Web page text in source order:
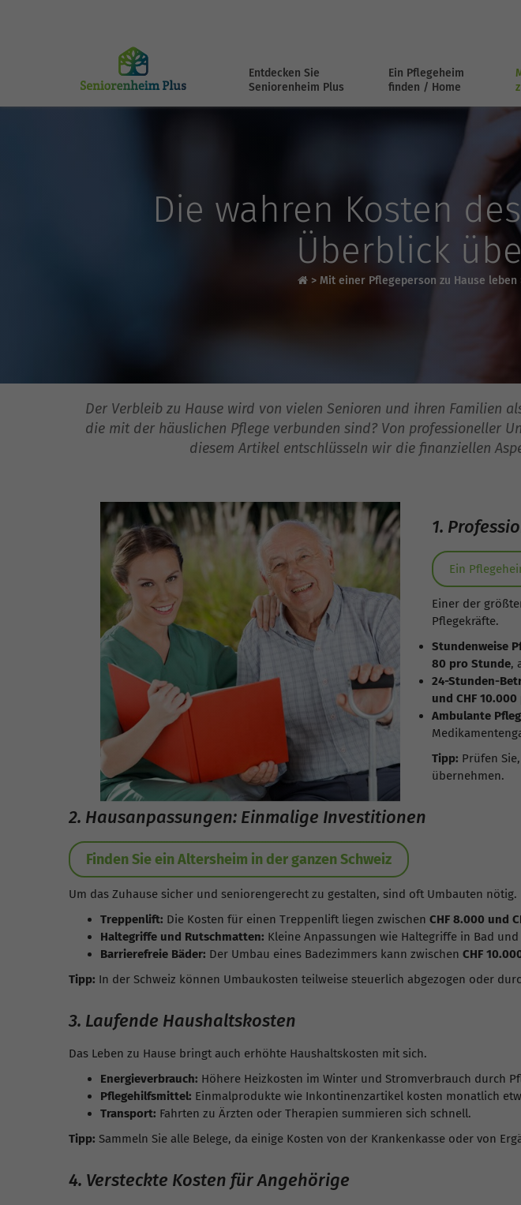
Entdecken Sie
Seniorenheim Plus
Ein Pflegeheim
finden / Home
Die wahren Kosten
Überblick
> Mit einer Pflegeperson zu Hause leben
Der Verbleib zu Hause wird von vielen Senioren und ihren Familien
die mit der häuslichen Pflege verbunden sind? Von professioneller
diesem Artikel entschlüsseln wir die finanziellen
1.
Ein
Einer der
Pflegekräfte.
Stundenweise
80 pro Stunde,
24-Stunden-
und CHF
Ambulante
Tipp: Prüfen
übernehmen.
2. Hausanpassungen: Einmalige Investitionen
Finden Sie ein Altersheim in der ganzen Schweiz
Um das Zuhause sicher und seniorengerecht zu gestalten, sind oft Umbauten nötig.
Treppenlift: Die Kosten für einen Treppenlift liegen zwischen CHF 8.000 und
Haltegriffe und Rutschmatten: Kleine Anpassungen wie Haltegriffe in Bad
Barrierefreie Bäder: Der Umbau eines Badezimmers kann zwischen CHF
Tipp: In der Schweiz können Umbaukosten teilweise steuerlich abgezogen oder
3. Laufende Haushaltskosten
Das Leben zu Hause bringt auch erhöhte Haushaltskosten mit sich.
Energieverbrauch: Höhere Heizkosten im Winter und Stromverbrauch durch
Pflegehilfsmittel: Einmalprodukte wie Inkontinenzartikel kosten monatlich
Transport: Fahrten zu Ärzten oder Therapien summieren sich schnell.
Tipp: Sammeln Sie alle Belege, da einige Kosten von der Krankenkasse oder von
4. Versteckte Kosten für Angehörige